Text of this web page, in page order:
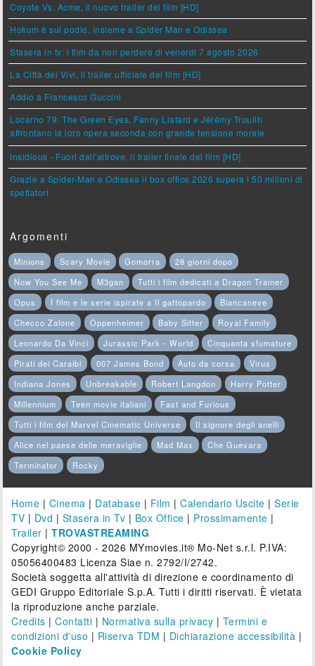
Coyote Vs. Acme, il nuovo trailer del film [HD]
Hokum è sul podio, insieme a Spider Man e Odissea
Stasera in tv: i film da non perdere di venerdì 7 agosto 2026
La Città dei Vivi, il trailer ufficiale del film [HD]
Addio a Francesco Guccini
Locarno 79: The Green Eyes, Fanny Liatard e Jérémy Trouilh
affrontano la loro opera seconda con grande tensione morale
Insidious - Fuori dall'altrove, il trailer finale del film [HD]
Grazie a Spider-Man e Odissea il box office 2026 supera i 50 milioni di
spettatori
Argomenti
Minions Scary Movie Gomorra
28 giorni dopo
Now You See Me
M3gan
Tutti i film dedicati a Dragon Trainer
Opus
I film e le serie ispirate a Il gattopardo
Biancaneve
Checco Zalone
Oppenheimer Baby Sitter
Royal Family
Leonardo Da Vinci
Jurassic Park - World
Cinquanta sfumature
Pirati dei Caraibi
007 James Bond Auto da corsa
Virus
Indiana Jones
Unbreakable Robert Langdon
Harry Potter
Millennium
Teen movie italiani
Fast and Furious
Tutti i film del Marvel Cinematic Universe
Il signore degli anelli
Alice nel paese delle meraviglie
Mad Max
Che Guevara
Terminator
Rocky
Home | Cinema | Database | Film |Calendario Uscite |Serie
TV | Dvd | Stasera in Tv | Box Office | Prossimamente |
Trailer |TROVASTREAMING
Copyright© 2000 - 2026 MYmovies.it® Mo-Net s.r.l. P.IVA:
05056400483 Licenza Siae n. 2792/I/2742.
Società soggetta all'attività di direzione e coordinamento di
GEDI Gruppo Editoriale S.p.A. Tutti i diritti riservati. È vietata
la riproduzione anche parziale.
Credits |Contatti | Normativa sulla privacy | Termini e
condizioni d'uso | Riserva TDM | Dichiarazione accessibilità |
Cookie Policy